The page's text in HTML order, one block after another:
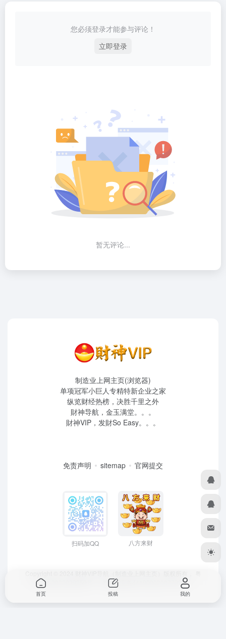
您必须登录才能参与评论！
立即登录
暂无评论...
制造业上网主页(浏览器)
单项冠军小巨人专精特新企业之家
纵览财经热榜，决胜千里之外
財神导航，金玉满堂。。。
財神VIP，发財So Easy。。。
免责声明 sitemap 官网提交
扫码加QQ 八方来财
ICP备2022039259号
、 粤公网安备44190002007732号
首页 投稿 我的